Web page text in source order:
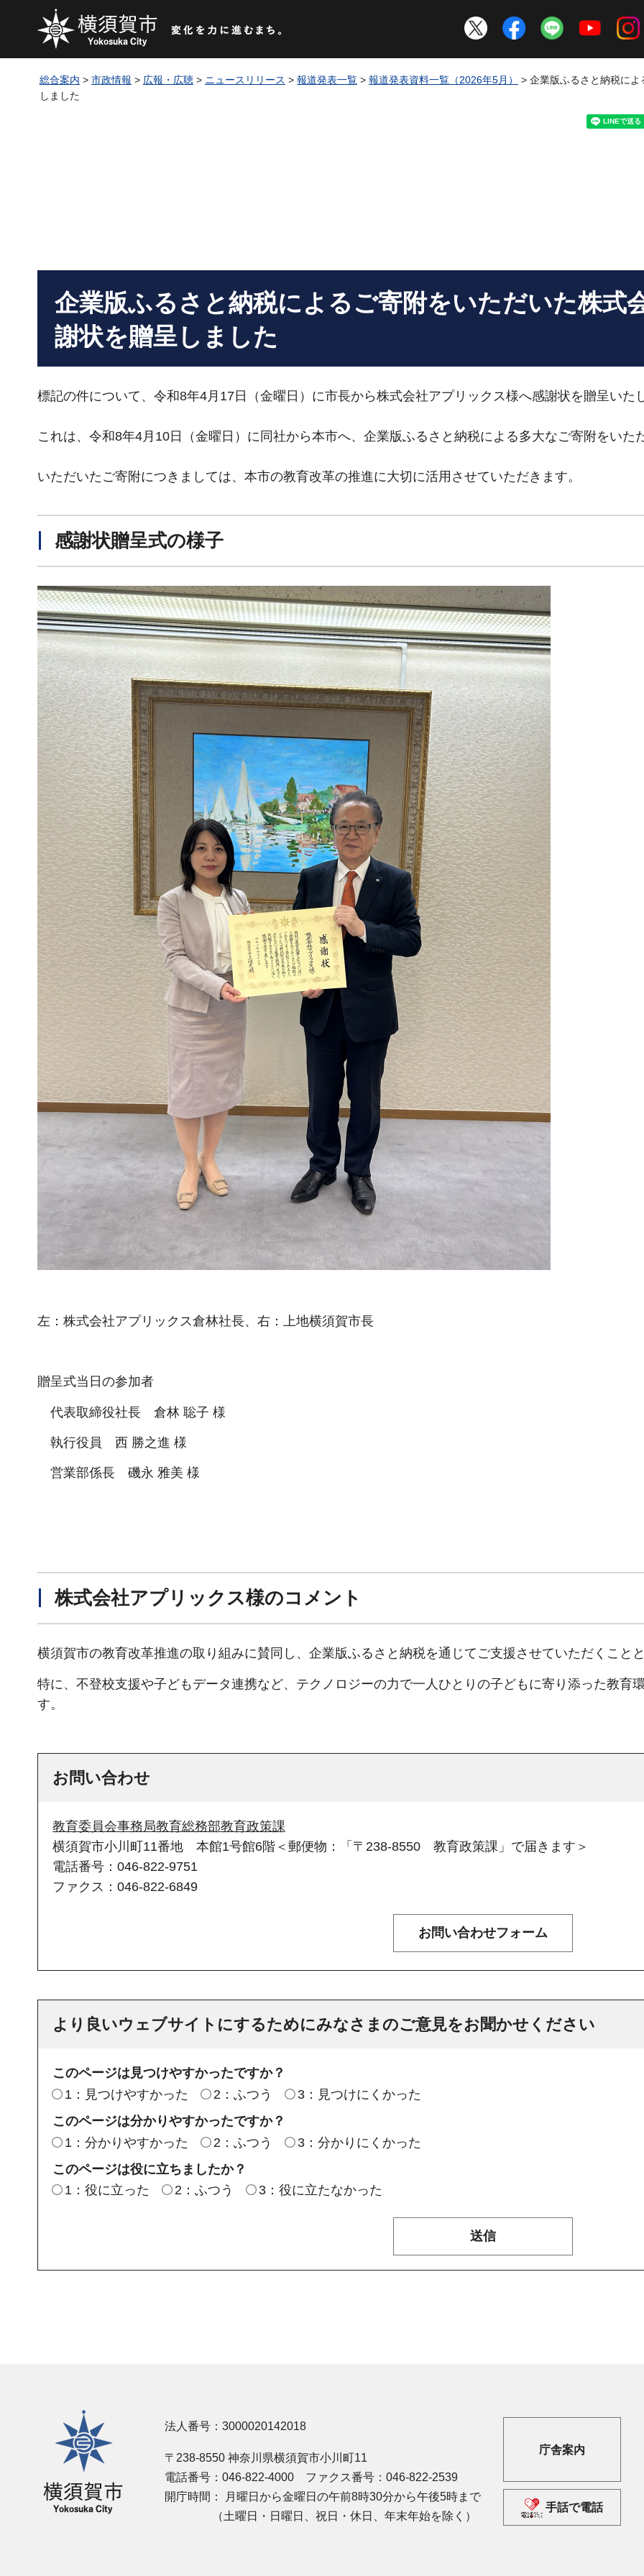
総合案内 > 市政情報 > 広報・広聴 > ニュースリリース > 報道発表一覧 > 報道発表資料一覧（2026年5月）
> 企業版ふるさと納税に
しました
企業版ふるさと納税によるご寄附をいただいた株式
謝状を贈呈しました
標記の件について、令和8年4月17日（金曜日）に市長から株式会社アプリックス様へ感謝状を贈呈いた
これは、令和8年4月10日（金曜日）に同社から本市へ、企業版ふるさと納税による多大なご寄附をいた
いただいたご寄附につきましては、本市の教育改革の推進に大切に活用させていただきます。
感謝状贈呈式の様子
左：株式会社アプリックス倉林社長、右：上地横須賀市長
贈呈式当日の参加者
代表取締役社長 倉林 聡子 様
執行役員 西 勝之進 様
営業部係長 磯永 雅美 様
株式会社アプリックス様のコメント
横須賀市の教育改革推進の取り組みに賛同し、企業版ふるさと納税を通じてご支援させていただくことと
特に、不登校支援や子どもデータ連携など、テクノロジーの力で一人ひとりの子どもに寄り添った教育
す。
お問い合わせ
教育委員会事務局教育総務部教育政策課
横須賀市小川町11番地 本館1号館6階＜郵便物：「〒238-8550 教育政策課」で届きます＞
電話番号：046-822-9751
ファクス：046-822-6849
より良いウェブサイトにするためにみなさまのご意見をお聞かせください
このページは見つけやすかったですか？
1：見つけやすかった
2：ふつう
3：見つけにくかった
このページは分かりやすかったですか？
1：分かりやすかった
2：ふつう
3：分かりにくかった
このページは役に立ちましたか？
1：役に立った
2：ふつう 3：役に立たなかった
横須賀市 法人番号：3000020142018
〒238-8550 神奈川県横須賀市小川町11
電話番号：046-822-4000 ファクス番号：046-822-2539
開庁時間：
月曜日から金曜日の午前8時30分から午後5時まで
（土曜日・日曜日、祝日・休日、年末年始を除く）
庁舎案内
手話で電話